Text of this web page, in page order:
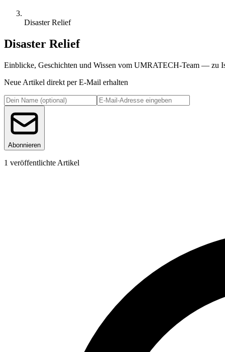
Disaster Relief
Disaster Relief
Einblicke, Geschichten und Wissen vom UMRATECH-Team — zu
Neue Artikel direkt per E-Mail erhalten
Abonnieren
1 veröffentlichte Artikel